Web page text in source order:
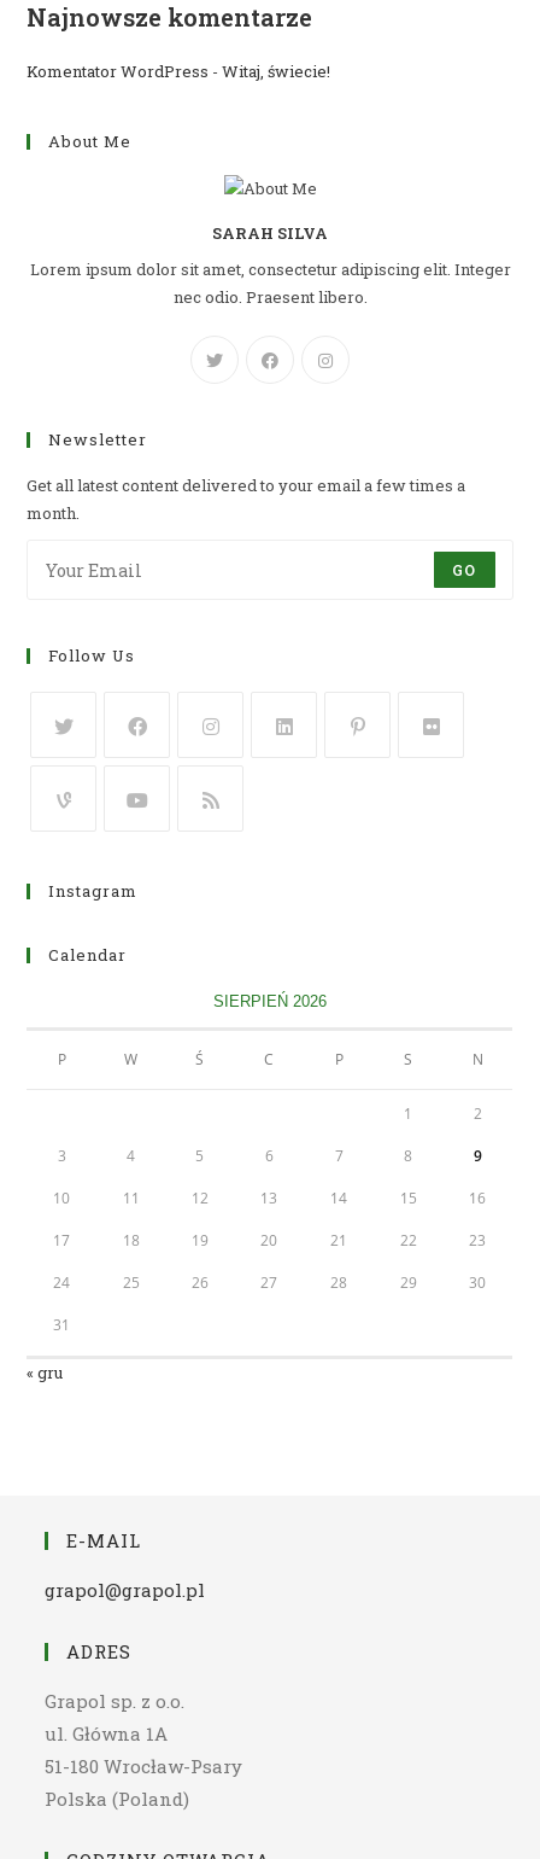
Najnowsze komentarze
Komentator WordPress -Witaj, świecie!
About Me
SARAH SILVA
Lorem ipsum dolor sit amet, consectetur adipiscing elit. Integer
nec odio. Praesent libero.
Newsletter
Get all latest content delivered to your email a few times a
month.
GO
Follow Us
Instagram
Calendar
SIERPIEŃ 2026
P W Ś C P S N
1 2
3 4 5 6 7 8 9
10 11 12 13 14 15 16
17 18 19 20 21 22 23
24 25 26 27 28 29 30
31
« gru
E-MAIL
grapol@grapol.pl
ADRES
Grapol sp. z o.o.
ul. Główna 1A
51-180 Wrocław-Psary
Polska (Poland)